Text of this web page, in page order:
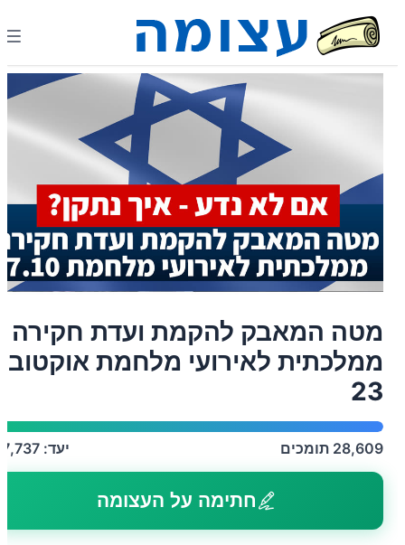
מטה המאבק להקמת ועדת חקירה
ממלכתית לאירועי מלחמת
23
28,609 תומכים יעד:
חתימה על העצומה